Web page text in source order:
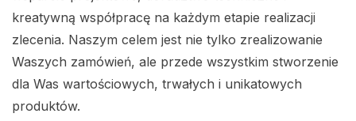
kreatywną współpracę na każdym etapie realizacji
zlecenia. Naszym celem jest nie tylko zrealizowanie
Waszych zamówień, ale przede wszystkim stworzenie
dla Was wartościowych, trwałych i unikatowych
produktów.